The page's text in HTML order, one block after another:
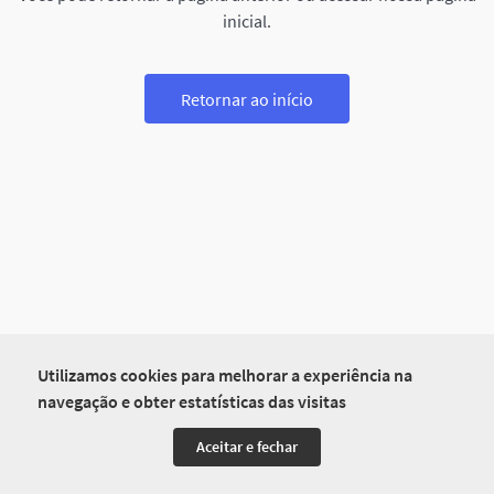
Utilizamos cookies para melhorar a experiência na
navegação e obter estatísticas das visitas
Aceitar e fechar
inicial.
Retornar ao início